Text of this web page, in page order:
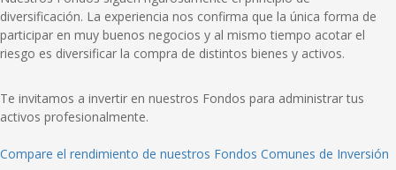
diversificación. La experiencia nos confirma que la única forma de
participar en muy buenos negocios y al mismo tiempo acotar el
riesgo es diversificar la compra de distintos bienes y activos.
Te invitamos a invertir en nuestros Fondos para administrar tus
activos profesionalmente.
Compare el rendimiento de nuestros Fondos Comunes de Inversión